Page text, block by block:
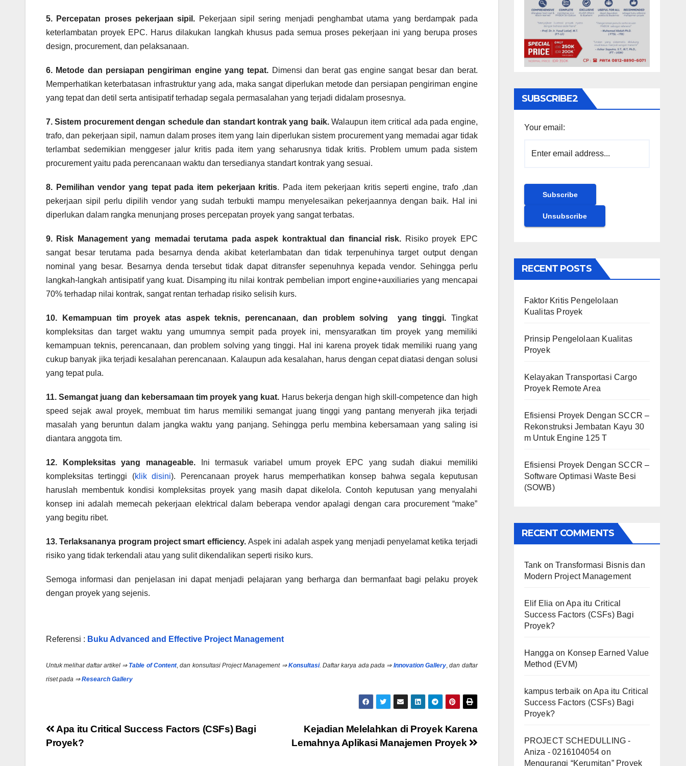
5. Percepatan proses pekerjaan sipil. Pekerjaan sipil sering menjadi penghambat utama yang berdampak pada
keterlambatan proyek EPC. Harus dilakukan langkah khusus pada semua proses pekerjaan ini yang berupa proses
design, procurement, dan pelaksanaan.
6. Metode dan persiapan pengiriman engine yang tepat. Dimensi dan berat gas engine sangat besar dan berat.
Memperhatikan keterbatasan infrastruktur yang ada, maka sangat diperlukan metode dan persiapan pengiriman engine
yang tepat dan detil serta antisipatif terhadap segala permasalahan yang terjadi didalam prosesnya.
7. Sistem procurement dengan schedule dan standart kontrak yang baik.Walaupun item critical ada pada engine,
trafo, dan pekerjaan sipil, namun dalam proses item yang lain diperlukan sistem procurement yang memadai agar tidak
terlambat sedemikian menggeser jalur kritis pada item yang seharusnya tidak kritis. Problem umum pada sistem
procurement yaitu pada perencanaan waktu dan tersedianya standart kontrak yang sesuai.
8. Pemilihan vendor yang tepat pada item pekerjaan kritis. Pada item pekerjaan kritis seperti engine, trafo ,dan
pekerjaan sipil perlu dipilih vendor yang sudah terbukti mampu menyelesaikan pekerjaannya dengan baik. Hal ini
diperlukan dalam rangka menunjang proses percepatan proyek yang sangat terbatas.
9. Risk Management yang memadai terutama pada aspek kontraktual dan financial risk. Risiko proyek EPC
sangat besar terutama pada besarnya denda akibat keterlambatan dan tidak terpenuhinya target output dengan
nominal yang besar. Besarnya denda tersebut tidak dapat ditransfer sepenuhnya kepada vendor. Sehingga perlu
langkah-langkah antisipatif yang kuat. Disamping itu nilai kontrak pembelian import engine+auxiliaries yang mencapai
70% terhadap nilai kontrak, sangat rentan terhadap risiko selisih kurs.
10. Kemampuan tim proyek atas aspek teknis, perencanaan, dan problem solving yang tinggi.Tingkat
kompleksitas dan target waktu yang umumnya sempit pada proyek ini, mensyaratkan tim proyek yang memiliki
kemampuan teknis, perencanaan, dan problem solving yang tinggi. Hal ini karena proyek tidak memiliki ruang yang
cukup banyak jika terjadi kesalahan perencanaan. Kalaupun ada kesalahan, harus dengan cepat diatasi dengan solusi
yang tepat pula.
11. Semangat juang dan kebersamaan tim proyek yang kuat. Harus bekerja dengan high skill-competence dan high
speed sejak awal proyek, membuat tim harus memiliki semangat juang tinggi yang pantang menyerah jika terjadi
masalah yang beruntun dalam jangka waktu yang panjang. Sehingga perlu membina kebersamaan yang saling isi
diantara anggota tim.
12. Kompleksitas yang manageable.Ini termasuk variabel umum proyek EPC yang sudah diakui memiliki
kompleksitas tertinggi (klik disini). Perencanaan proyek harus memperhatikan konsep bahwa segala keputusan
haruslah membentuk kondisi kompleksitas proyek yang masih dapat dikelola. Contoh keputusan yang menyalahi
konsep ini adalah memecah pekerjaan elektrical dalam beberapa vendor apalagi dengan cara procurement “make”
yang begitu ribet.
13. Terlaksananya program project smart efficiency. Aspek ini adalah aspek yang menjadi penyelamat ketika terjadi
risiko yang tidak terkendali atau yang sulit dikendalikan seperti risiko kurs.
Semoga informasi dan penjelasan ini dapat menjadi pelajaran yang berharga dan bermanfaat bagi pelaku proyek
dengan proyek yang sejenis.
Referensi : Buku Advanced and Effective Project Management
Untuk melihat daftar artikel ⇒ Table of Content,dan konsultasi Project Management ⇒Konsultasi. Daftar karya ada pada ⇒ Innovation Gallery,dan daftar
riset pada ⇒Research Gallery
Post
navigation
Kejadian Melelahkan di Proyek Karena
Lemahnya Aplikasi Manajemen Proyek
Apa itu Critical Success Factors (CSFs) Bagi
Proyek?
SUBSCRIBE2
Your email:
RECENT POSTS
Faktor Kritis Pengelolaan
Kualitas Proyek
Prinsip Pengelolaan Kualitas
Proyek
Kelayakan Transportasi Cargo
Proyek Remote Area
Efisiensi Proyek Dengan SCCR –
Rekonstruksi Jembatan Kayu 30
m Untuk Engine 125 T
Efisiensi Proyek Dengan SCCR –
Software Optimasi Waste Besi
(SOWB)
RECENT COMMENTS
Tank onTransformasi Bisnis dan
Modern Project Management
Elif Elia onApa itu Critical
Success Factors (CSFs) Bagi
Proyek?
Hangga on Konsep Earned Value
Method (EVM)
kampus terbaik onApa itu Critical
Success Factors (CSFs) Bagi
Proyek?
PROJECT SCHEDULLING -
Aniza - 0216104054 on
Mengurangi “Kerumitan” Proyek